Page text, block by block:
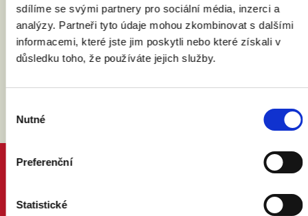
sdílíme se svými partnery pro sociální média, inzerci a
analýzy. Partneři tyto údaje mohou zkombinovat s dalšími
informacemi, které jste jim poskytli nebo které získali v
důsledku toho, že používáte jejich služby.
souhlasu
Nutné
Preferenční
Statistické
NEUNIKLO
PRÁVNÍ PORADNA